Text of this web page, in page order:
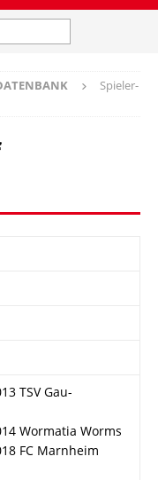
Spieler-
TSV Gau-
Wormatia Worms
FC Marnheim